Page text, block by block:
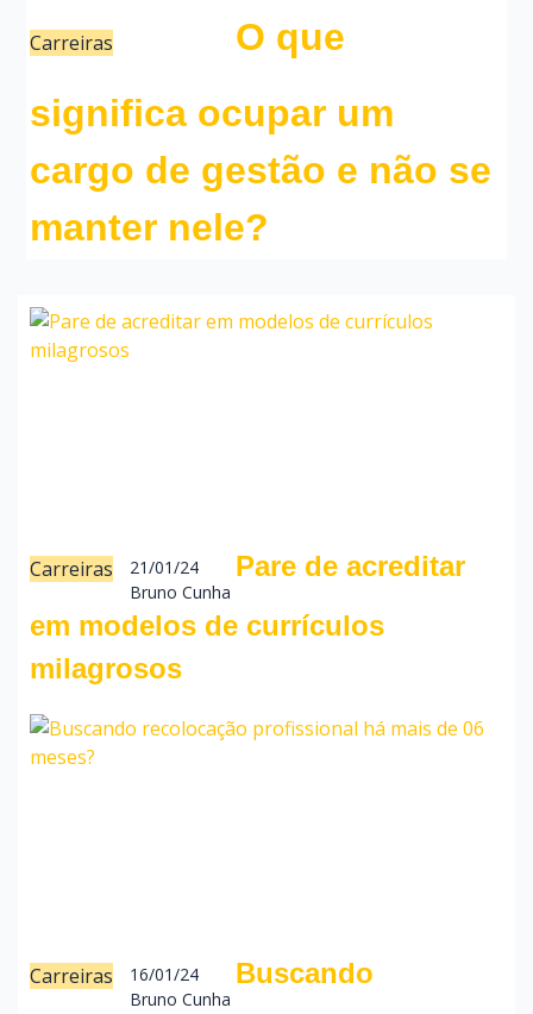
Carreiras
O que
significa ocupar um
cargo de gestão e não se
manter nele?
Carreiras
21/01/24
Bruno Cunha
Pare de acreditar
em modelos de currículos
milagrosos
Carreiras
16/01/24
Bruno Cunha
Buscando